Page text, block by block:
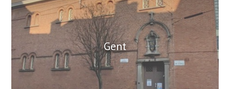
Gent